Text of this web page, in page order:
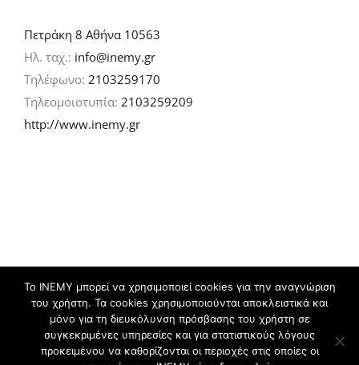
Πετράκη 8 Αθήνα 10563
Ηλ. ταχ.: info@inemy.gr
Τηλέφωνο: 2103259170
Τηλεομοιοτυπία: 2103259209
http://www.inemy.gr
©2026 IN.EM.Y | Σχεδιασμός & ανάπτυξη:
FacebookTwitter YouTubeFlickr
Το ΙΝΕΜΥ μπορεί να χρησιμοποιεί cookies για την αναγνώριση
του χρήστη. Τα cookies χρησιμοποιούνται αποκλειστικά και
μόνο για τη διευκόλυνση πρόσβασης του χρήστη σε
συγκεκριμένες υπηρεσίες και για στατιστικούς λόγους
προκειμένου να καθορίζονται οι περιοχές στις οποίες οι